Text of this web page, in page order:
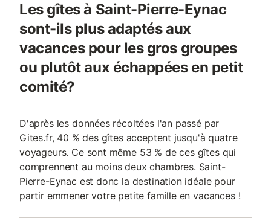
Les gîtes à Saint-Pierre-Eynac
sont-ils plus adaptés aux
vacances pour les gros groupes
ou plutôt aux échappées en petit
comité?
D'après les données récoltées l'an passé par
Gites.fr, 40 % des gîtes acceptent jusqu'à quatre
voyageurs. Ce sont même 53 % de ces gîtes qui
comprennent au moins deux chambres. Saint-
Pierre-Eynac est donc la destination idéale pour
partir emmener votre petite famille en vacances !